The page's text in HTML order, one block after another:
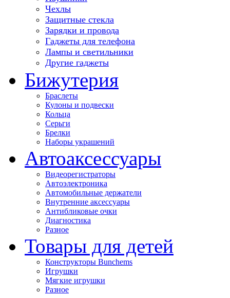
Чехлы
Защитные стекла
Зарядки и провода
Гаджеты для телефона
Лампы и светильники
Другие гаджеты
Бижутерия
Браслеты
Кулоны и подвески
Кольца
Серьги
Брелки
Наборы украшений
Автоаксессуары
Видеорегистраторы
Автоэлектроника
Автомобильные держатели
Внутренние аксессуары
Антибликовые очки
Диагностика
Разное
Товары для детей
Конструкторы Bunchems
Игрушки
Мягкие игрушки
Разное